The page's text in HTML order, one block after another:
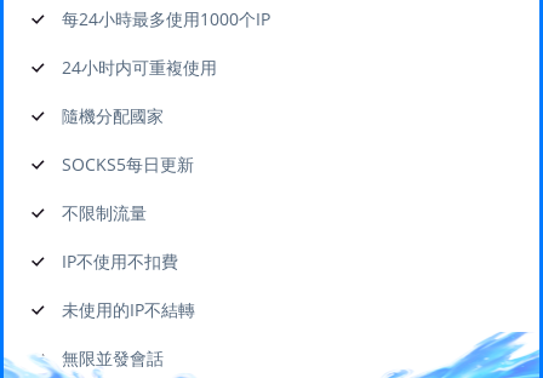
每24小時最多使用1000个IP
24小时内可重複使用
隨機分配國家
SOCKS5每日更新
不限制流量
IP不使用不扣費
未使用的IP不結轉
無限並發會話